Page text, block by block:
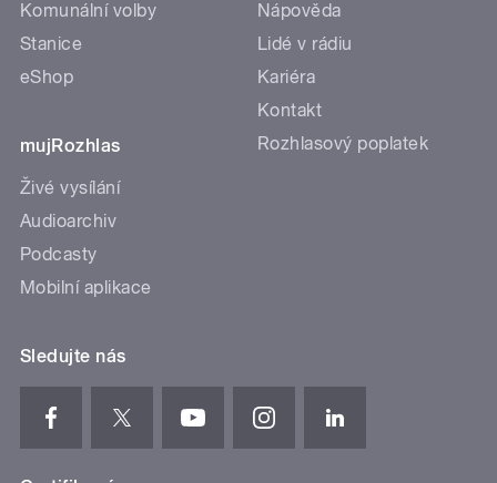
Komunální volby
Stanice
eShop
mujRozhlas
Živé vysílání
Audioarchiv
Podcasty
Mobilní aplikace
Nápověda
Lidé v rádiu
Kariéra
Kontakt
Rozhlasový poplatek
Sledujte nás